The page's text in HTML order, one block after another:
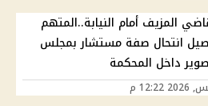
المزيف أمام النيابة..المتهم
انتحال صفة مستشار بمجلس
داخل المحكمة